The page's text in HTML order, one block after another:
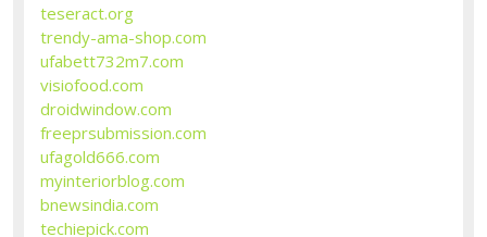
teseract.org
trendy-ama-shop.com
ufabett732m7.com
visiofood.com
droidwindow.com
freeprsubmission.com
ufagold666.com
myinteriorblog.com
bnewsindia.com
techiepick.com